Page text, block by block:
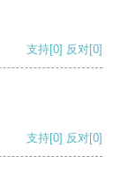
支持[0] 反对[0]
支持[0] 反对[0]